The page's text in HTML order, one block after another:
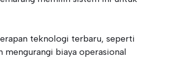
teknologi terbaru, seperti
mengurangi biaya operasional